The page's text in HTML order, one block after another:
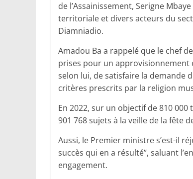
de l’Assainissement, Serigne
territoriale et divers acteurs du
Diamniadio.
Amadou Ba a rappelé que le chef
prises pour un approvisionnement
selon lui, de satisfaire la demande
critères prescrits par la religion
En 2022, sur un objectif de 810 000
901 768 sujets à la veille de la fête
Aussi, le Premier ministre s’est-il
succès qui en a résulté’’, saluant
engagement.